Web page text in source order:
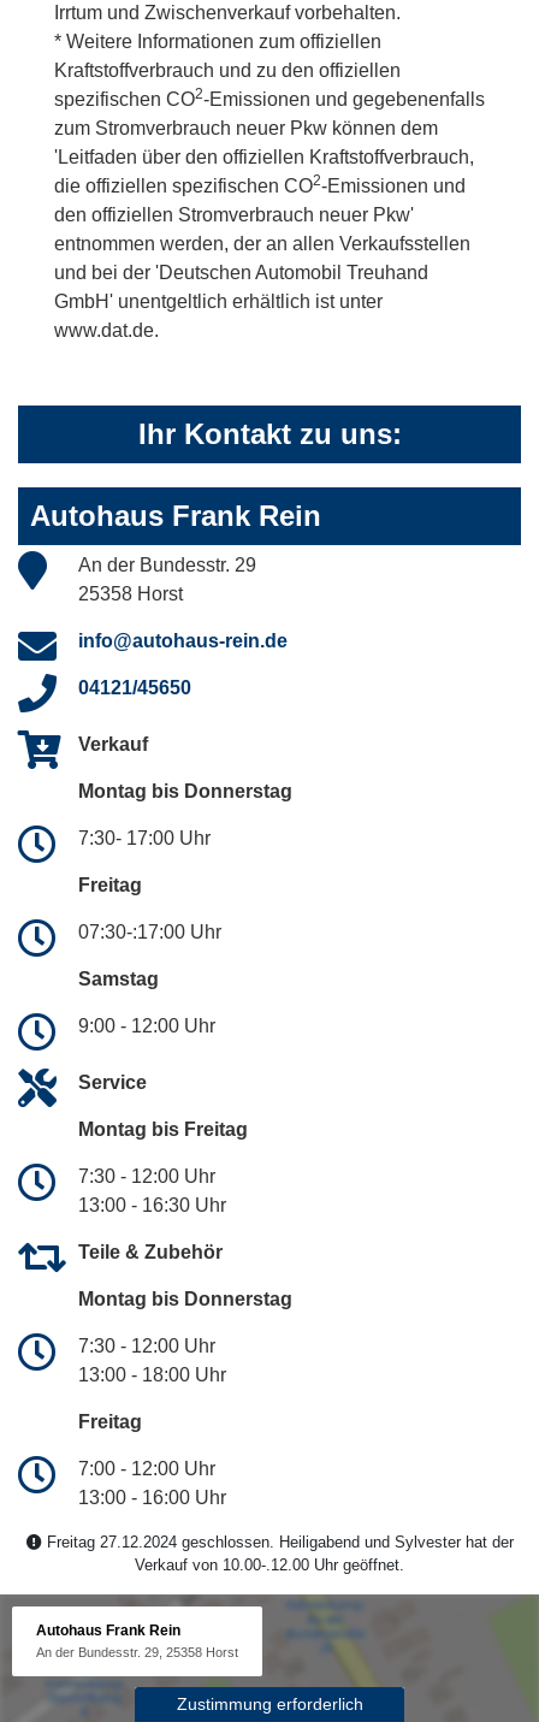
Irrtum und Zwischenverkauf vorbehalten.
* Weitere Informationen zum offiziellen
Kraftstoffverbrauch und zu den offiziellen
spezifischen CO2-Emissionen und gegebenenfalls
zum Stromverbrauch neuer Pkw können dem
'Leitfaden über den offiziellen Kraftstoffverbrauch,
die offiziellen spezifischen CO2-Emissionen und
den offiziellen Stromverbrauch neuer Pkw'
entnommen werden, der an allen Verkaufsstellen
und bei der 'Deutschen Automobil Treuhand
GmbH' unentgeltlich erhältlich ist unter
www.dat.de.
Ihr Kontakt zu uns:
Autohaus Frank Rein
An der Bundesstr. 29
25358 Horst
info@autohaus-rein.de
04121/45650
Verkauf
Montag bis Donnerstag
7:30- 17:00 Uhr
Freitag
07:30-:17:00 Uhr
Samstag
9:00 - 12:00 Uhr
Service
Montag bis Freitag
7:30 - 12:00 Uhr
13:00 - 16:30 Uhr
Teile & Zubehör
Montag bis Donnerstag
7:30 - 12:00 Uhr
13:00 - 18:00 Uhr
Freitag
7:00 - 12:00 Uhr
13:00 - 16:00 Uhr
Freitag 27.12.2024 geschlossen. Heiligabend und Sylvester hat der
Verkauf von 10.00-.12.00 Uhr geöffnet.
Autohaus Frank Rein
An der Bundesstr. 29, 25358 Horst
Zustimmung erforderlich